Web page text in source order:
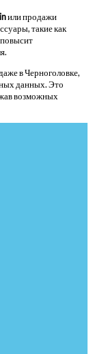
или продажи
такие как
в Черноголовке,
данных. Это
возможных